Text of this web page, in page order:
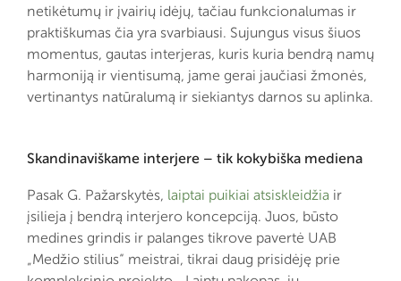
netikėtumų ir įvairių idėjų, tačiau funkcionalumas ir
praktiškumas čia yra svarbiausi. Sujungus visus šiuos
momentus, gautas interjeras, kuris kuria bendrą namų
harmoniją ir vientisumą, jame gerai jaučiasi žmonės,
vertinantys natūralumą ir siekiantys darnos su aplinka.
Skandinaviškame interjere – tik kokybiška mediena
Pasak G. Pažarskytės, laiptai puikiai atsiskleidžia ir
įsilieja į bendrą interjero koncepciją. Juos, būsto
medines grindis ir palanges tikrove pavertė UAB
„Medžio stilius“ meistrai, tikrai daug prisidėję prie